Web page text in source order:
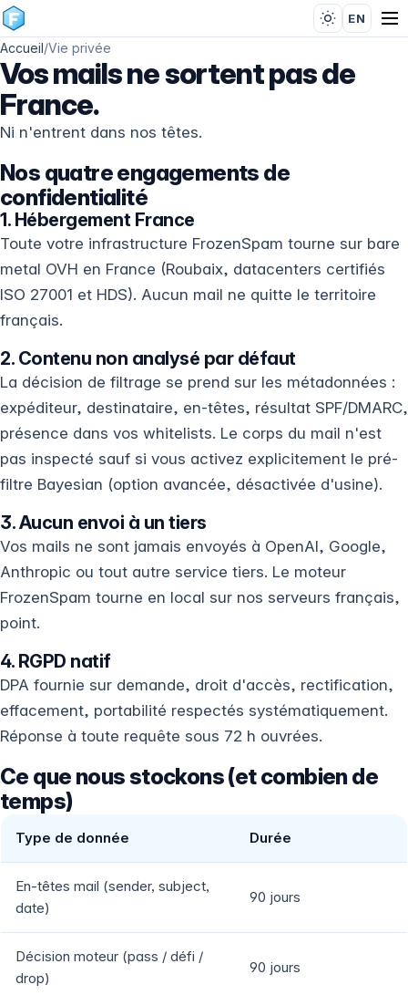
EN
Accueil/Vie privée
Vos mails ne sortent pas de
France.
Ni n'entrent dans nos têtes.
Nos quatre engagements de
confidentialité
1. Hébergement France
Toute votre infrastructure FrozenSpam tourne sur bare
metal OVH en France (Roubaix, datacenters certifiés
ISO 27001 et HDS). Aucun mail ne quitte le territoire
français.
2. Contenu non analysé par défaut
La décision de filtrage se prend sur les métadonnées :
expéditeur, destinataire, en-têtes, résultat SPF/DMARC,
présence dans vos whitelists. Le corps du mail n'est
pas inspecté sauf si vous activez explicitement le pré-
filtre Bayesian (option avancée, désactivée d'usine).
3. Aucun envoi à un tiers
Vos mails ne sont jamais envoyés à OpenAI, Google,
Anthropic ou tout autre service tiers. Le moteur
FrozenSpam tourne en local sur nos serveurs français,
point.
4. RGPD natif
DPA fournie sur demande, droit d'accès, rectification,
effacement, portabilité respectés systématiquement.
Réponse à toute requête sous 72 h ouvrées.
Ce que nous stockons (et combien de
temps)
Type de donnée Durée
En-têtes mail (sender, subject,
date)
90 jours
Décision moteur (pass / défi /
drop)
90 jours